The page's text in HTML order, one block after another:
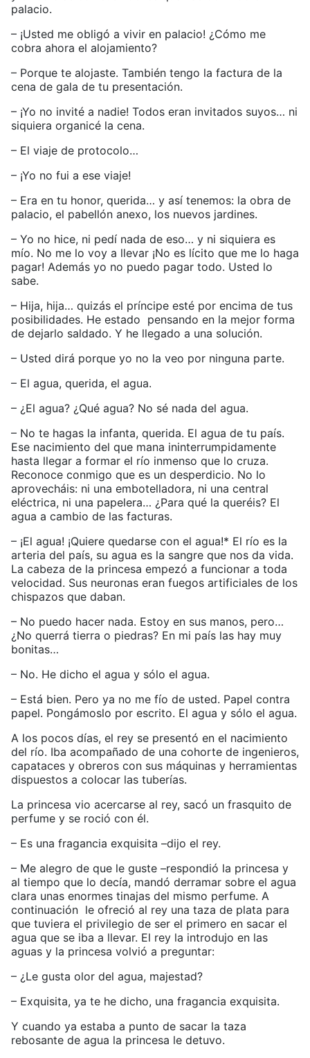
palacio.
– ¡Usted me obligó a vivir en palacio! ¿Cómo me
cobra ahora el alojamiento?
– Porque te alojaste. También tengo la factura de la
cena de gala de tu presentación.
– ¡Yo no invité a nadie! Todos eran invitados suyos… ni
siquiera organicé la cena.
– El viaje de protocolo…
– ¡Yo no fui a ese viaje!
– Era en tu honor, querida… y así tenemos: la obra de
palacio, el pabellón anexo, los nuevos jardines.
– Yo no hice, ni pedí nada de eso… y ni siquiera es
mío. No me lo voy a llevar ¡No es lícito que me lo haga
pagar! Además yo no puedo pagar todo. Usted lo
sabe.
– Hija, hija… quizás el príncipe esté por encima de tus
posibilidades. He estado pensando en la mejor forma
de dejarlo saldado. Y he llegado a una solución.
– Usted dirá porque yo no la veo por ninguna parte.
– El agua, querida, el agua.
– ¿El agua? ¿Qué agua? No sé nada del agua.
– No te hagas la infanta, querida. El agua de tu país.
Ese nacimiento del que mana ininterrumpidamente
hasta llegar a formar el río inmenso que lo cruza.
Reconoce conmigo que es un desperdicio. No lo
aprovecháis: ni una embotelladora, ni una central
eléctrica, ni una papelera… ¿Para qué la queréis? El
agua a cambio de las facturas.
– ¡El agua! ¡Quiere quedarse con el agua!* El río es la
arteria del país, su agua es la sangre que nos da vida.
La cabeza de la princesa empezó a funcionar a toda
velocidad. Sus neuronas eran fuegos artificiales de los
chispazos que daban.
– No puedo hacer nada. Estoy en sus manos, pero…
¿No querrá tierra o piedras? En mi país las hay muy
bonitas…
– No. He dicho el agua y sólo el agua.
– Está bien. Pero ya no me fío de usted. Papel contra
papel. Pongámoslo por escrito. El agua y sólo el agua.
A los pocos días, el rey se presentó en el nacimiento
del río. Iba acompañado de una cohorte de ingenieros,
capataces y obreros con sus máquinas y herramientas
dispuestos a colocar las tuberías.
La princesa vio acercarse al rey, sacó un frasquito de
perfume y se roció con él.
– Es una fragancia exquisita –dijo el rey.
– Me alegro de que le guste –respondió la princesa y
al tiempo que lo decía, mandó derramar sobre el agua
clara unas enormes tinajas del mismo perfume. A
continuación le ofreció al rey una taza de plata para
que tuviera el privilegio de ser el primero en sacar el
agua que se iba a llevar. El rey la introdujo en las
aguas y la princesa volvió a preguntar:
– ¿Le gusta olor del agua, majestad?
– Exquisita, ya te he dicho, una fragancia exquisita.
Y cuando ya estaba a punto de sacar la taza
rebosante de agua la princesa le detuvo.